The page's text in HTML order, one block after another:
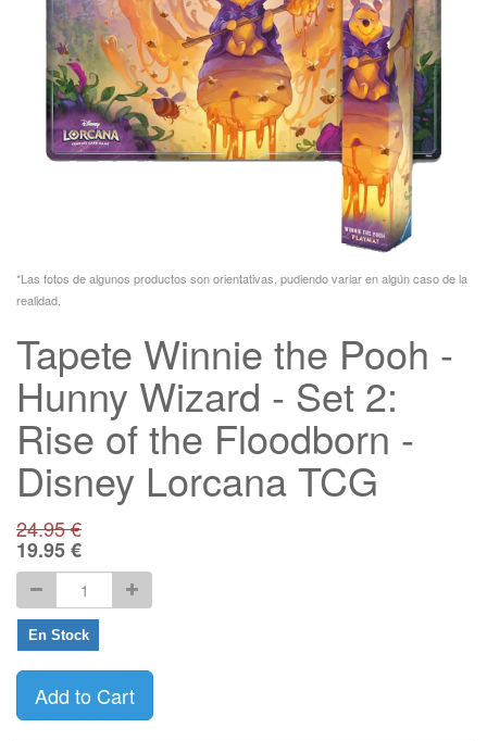
*Las fotos de algunos productos son orientativas, pudiendo variar en algún caso de la
realidad.
Tapete Winnie the Pooh -
Hunny Wizard - Set 2:
Rise of the Floodborn -
Disney Lorcana TCG
24.95€
19.95€
En Stock
Add to Cart